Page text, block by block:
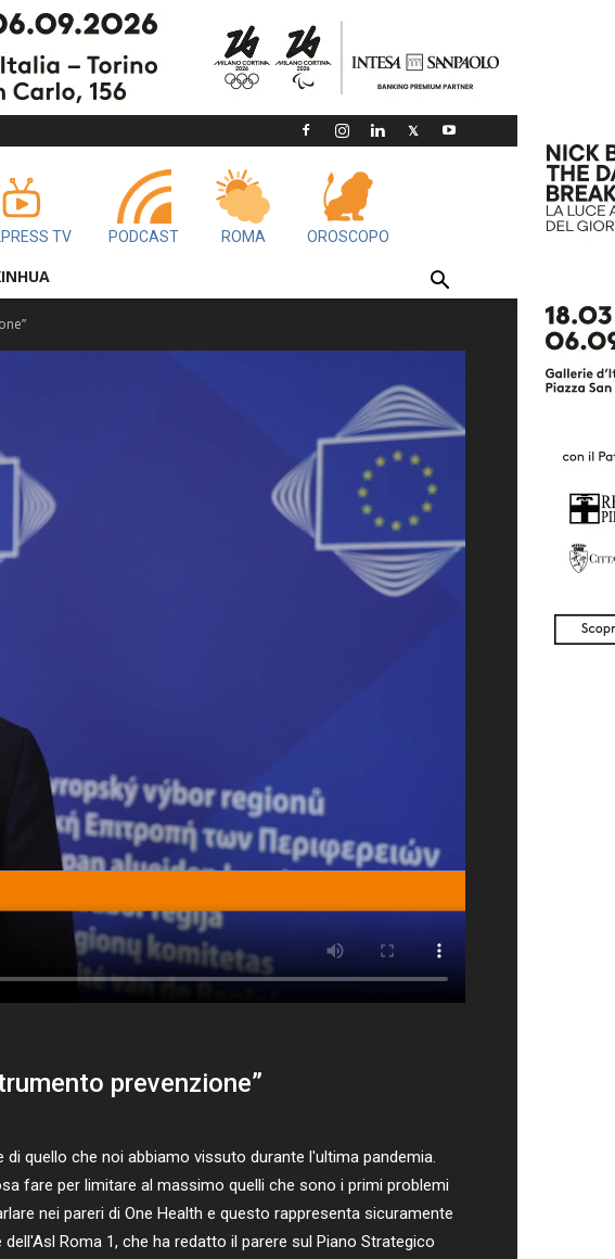
TV PODCAST ROMA OROSCOPO
prevenzione”
di quello che noi abbiamo vissuto durante l'ultima pandemia.
fare per limitare al massimo quelli che sono i primi problemi
nei pareri di One Health e questo rappresenta sicuramente
Roma 1, che ha redatto il parere sul Piano Strategico